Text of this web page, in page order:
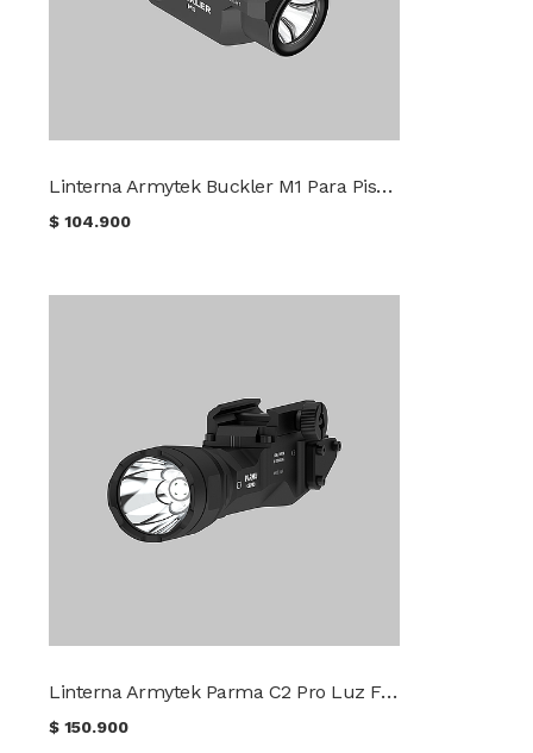
Linterna Armytek Buckler M1 Para Pistola
$104.900
Linterna Armytek Parma C2 Pro Luz Fría
$150.900